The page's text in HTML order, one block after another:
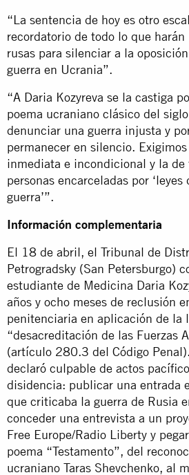
“La sentencia de hoy es otro
recordatorio de todo lo que
rusas para silenciar a la
guerra en Ucrania”.
“A Daria Kozyreva se la castiga
poema ucraniano clásico del
denunciar una guerra injusta y
permanecer en silencio.
inmediata e incondicional y la de
personas encarceladas por ‘leyes
guerra’”.
Información complementaria
El 18 de abril, el Tribunal de
Petrogradsky (San Petersburgo)
estudiante de Medicina Daria
años y ocho meses de reclusión
penitenciaria en aplicación de la
“desacreditación de las Fuerzas
(artículo 280.3 del Código
declaró culpable de actos
disidencia: publicar una entrada
que criticaba la guerra de Rusia
conceder una entrevista a un
Free Europe/Radio Liberty y
poema “Testamento”, del
ucraniano Taras Shevchenko, al